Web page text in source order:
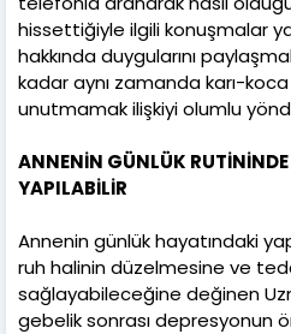
hissettiğiyle ilgili konuşmalar
hakkında duygularını
kadar aynı zamanda karı-koca
unutmamak ilişkiyi olumlu
ANNENİN GÜNLÜK RUTİNİNDE
YAPILABİLİR
Annenin günlük hayatındaki
ruh halinin düzelmesine ve
sağlayabileceğine değinen
gebelik sonrası depresyonun